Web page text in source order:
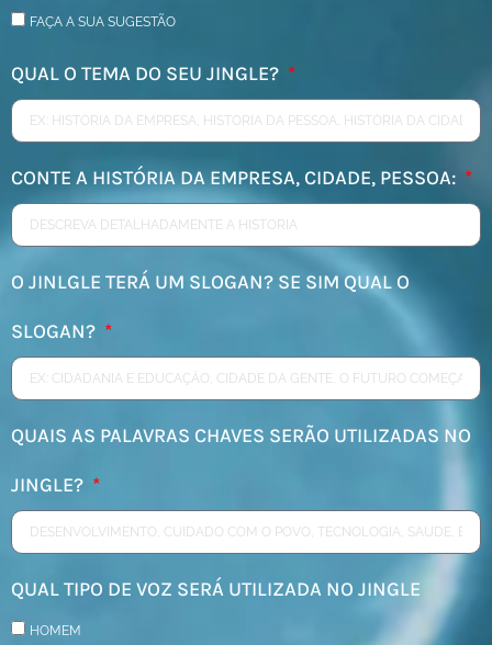
FAÇA A SUA SUGESTÃO
QUAL O TEMA DO SEU JINGLE?
CONTE A HISTÓRIA DA EMPRESA, CIDADE, PESSOA:
O JINLGLE TERÁ UM SLOGAN? SE SIM QUAL O
SLOGAN?
QUAIS AS PALAVRAS CHAVES SERÃO UTILIZADAS NO
JINGLE?
QUAL TIPO DE VOZ SERÁ UTILIZADA NO JINGLE
HOMEM